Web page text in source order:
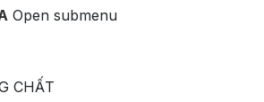
Open submenu
CHẤT